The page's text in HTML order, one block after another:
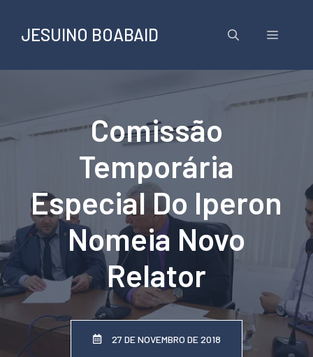
conteúdo
JESUINO BOABAID Menu
Comissão
Temporária
Especial Do Iperon
Nomeia Novo
Relator
27 DE NOVEMBRO DE 2018